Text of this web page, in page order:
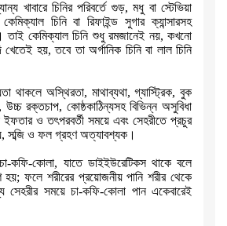
খাবারে চিনির পরিবর্তে গুড়,মধু বা স্টেভিয়া
চিনি বা রিফাইন্ড সুগার ক্যান্সারসহ
তাই কেমিক্যাল চিনি শুধু রমজানেই নয়,কখনো
খেতেই হয়,তবে তা অর্গানিক চিনি বা লাল চিনি
থাকলে অস্থিরতা, মাথাব্যথা,গ্যাস্ট্রিক,বুক
, উচ্চ রক্তচাপ, কোষ্ঠকাঠিন্যসহ বিভিন্ন অসুবিধা
ইফতার ও তৎপরবর্তী সময়ে এবং সেহরীতে প্রচুর
, সব্জি ও ফল গ্রহণ অত্যাবশ্যক।
কফি-কোলা, যাতে ডাইইউরেটিকস থাকে বলে
হয়;ফলে শরীরের প্রয়োজনীয় পানি শরীর থেকে
সেহরীর সময়ে চা-কফি-কোলা পান একেবারেই